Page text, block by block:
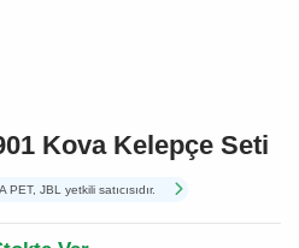
Kova Kelepçe Seti
PET, JBL yetkili satıcısıdır.